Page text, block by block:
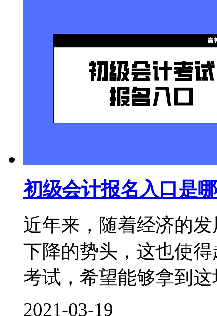
初级会计报名入口是
近年来，随着经济的
下降的势头，这也使
考试，希望能够拿到
2021-03-19